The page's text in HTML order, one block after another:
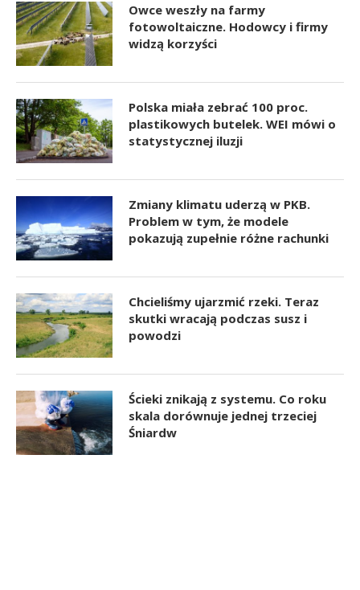
Owce weszły na farmy
fotowoltaiczne. Hodowcy i firmy
widzą korzyści
Polska miała zebrać 100 proc.
plastikowych butelek. WEI mówi o
statystycznej iluzji
Zmiany klimatu uderzą w PKB.
Problem w tym, że modele
pokazują zupełnie różne rachunki
Chcieliśmy ujarzmić rzeki. Teraz
skutki wracają podczas susz i
powodzi
Ścieki znikają z systemu. Co roku
skala dorównuje jednej trzeciej
Śniardw